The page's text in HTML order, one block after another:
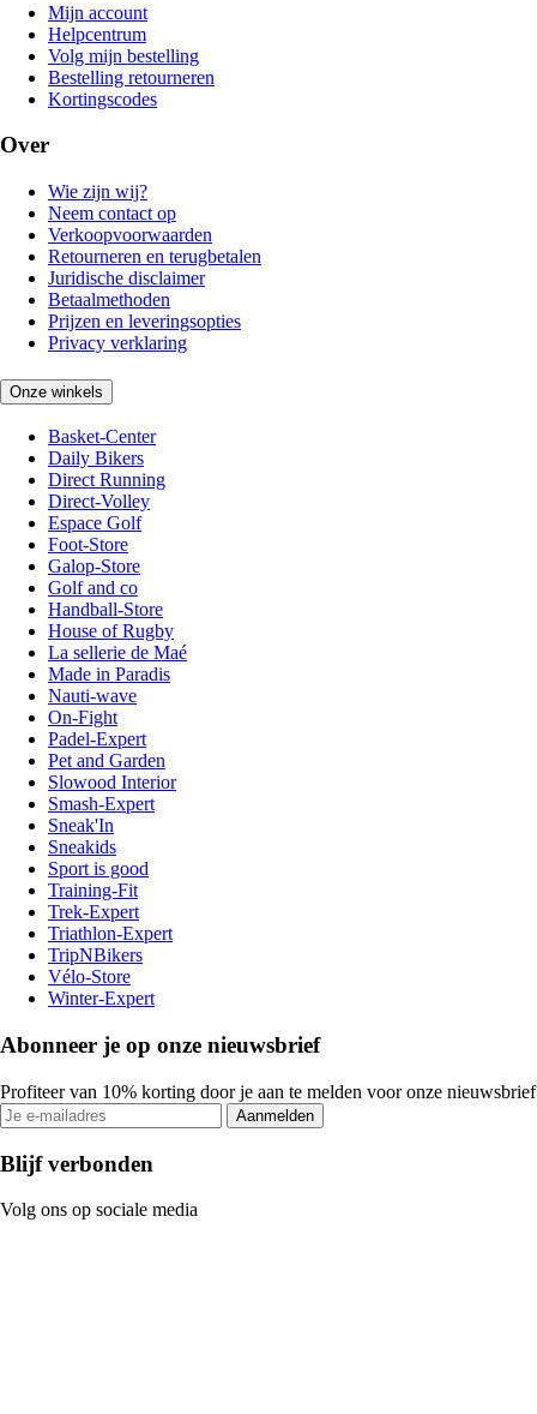
Mijn account
Helpcentrum
Volg mijn bestelling
Bestelling retourneren
Kortingscodes
Over
Wie zijn wij?
Neem contact op
Verkoopvoorwaarden
Retourneren en terugbetalen
Juridische disclaimer
Betaalmethoden
Prijzen en leveringsopties
Privacy verklaring
Onze winkels
Basket-Center
Daily Bikers
Direct Running
Direct-Volley
Espace Golf
Foot-Store
Galop-Store
Golf and co
Handball-Store
House of Rugby
La sellerie de Maé
Made in Paradis
Nauti-wave
On-Fight
Padel-Expert
Pet and Garden
Slowood Interior
Smash-Expert
Sneak'In
Sneakids
Sport is good
Training-Fit
Trek-Expert
Triathlon-Expert
TripNBikers
Vélo-Store
Winter-Expert
Abonneer je op onze nieuwsbrief
Profiteer van 10% korting door je aan te melden voor onze nieuwsbrief
Aanmelden
Blijf verbonden
Volg ons op sociale media